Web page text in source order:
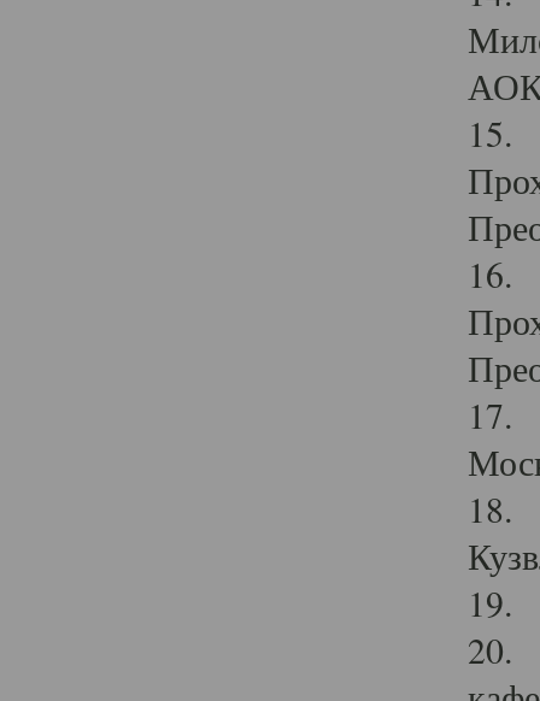
15.
16.
17.
18.
19.
20.